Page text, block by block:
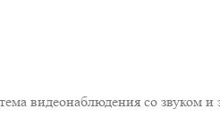
видеонаблюдения со звуком